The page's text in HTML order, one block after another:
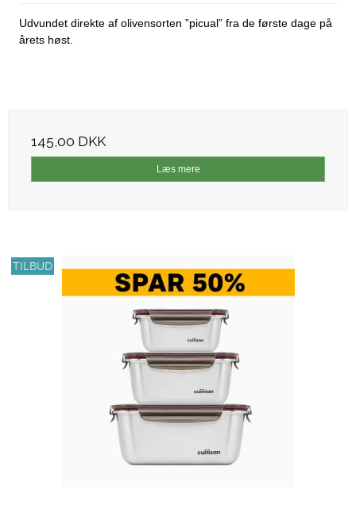
Udvundet direkte af olivensorten ”picual” fra de første dage på
årets høst.
145,00 DKK
Læs mere
TILBUD